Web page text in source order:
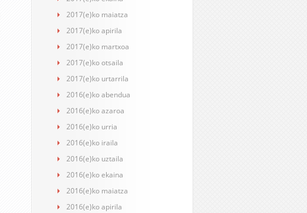
2017(e)ko maiatza
2017(e)ko apirila
2017(e)ko martxoa
2017(e)ko otsaila
2017(e)ko urtarrila
2016(e)ko abendua
2016(e)ko azaroa
2016(e)ko urria
2016(e)ko iraila
2016(e)ko uztaila
2016(e)ko ekaina
2016(e)ko maiatza
2016(e)ko apirila